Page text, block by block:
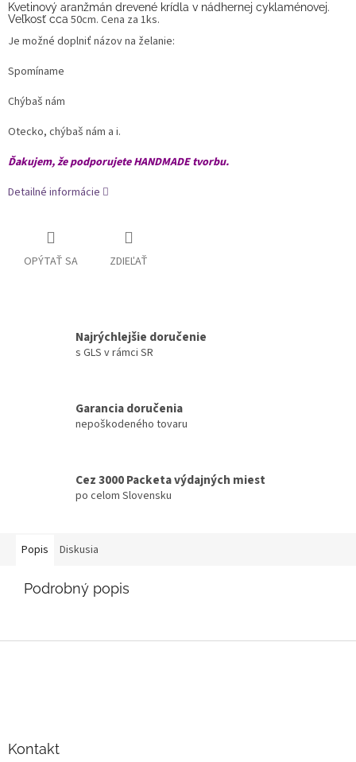
Kvetinový aranžmán drevené krídla v nádhernej cyklaménovej.
Veľkosť cca 50cm. Cena za 1ks.
Je možné doplniť názov na želanie:
Spomíname
Chýbaš nám
Otecko, chýbaš nám a i.
Ďakujem, že podporujete HANDMADE tvorbu.
Detailné informácie
OPÝTAŤ SA ZDIEĽAŤ
Najrýchlejšie doručenie
s GLS v rámci SR
Garancia doručenia
nepoškodeného tovaru
Cez 3000 Packeta výdajných miest
po celom Slovensku
Popis Diskusia
Podrobný popis
Kontakt